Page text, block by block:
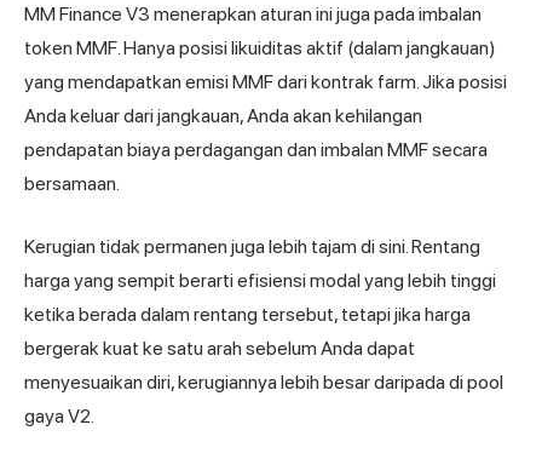
MM Finance V3 menerapkan aturan ini juga pada imbalan
token MMF. Hanya posisi likuiditas aktif (dalam jangkauan)
yang mendapatkan emisi MMF dari kontrak farm. Jika posisi
Anda keluar dari jangkauan, Anda akan kehilangan
pendapatan biaya perdagangan dan imbalan MMF secara
bersamaan.
Kerugian tidak permanen juga lebih tajam di sini. Rentang
harga yang sempit berarti efisiensi modal yang lebih tinggi
ketika berada dalam rentang tersebut, tetapi jika harga
bergerak kuat ke satu arah sebelum Anda dapat
menyesuaikan diri, kerugiannya lebih besar daripada di pool
gaya V2.